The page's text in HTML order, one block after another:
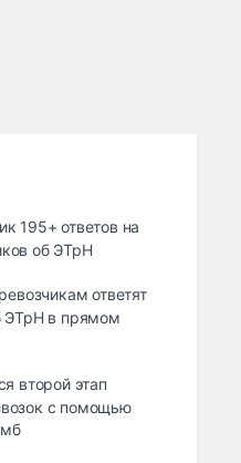
195+ ответов на
об ЭТрН
ответят
ЭТрН в прямом
второй этап
с помощью